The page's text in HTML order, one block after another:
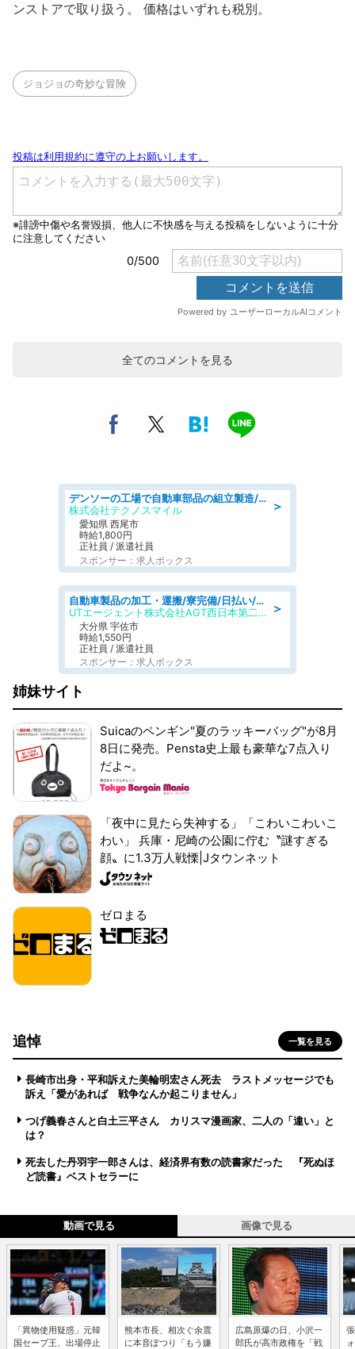
ンストアで取り扱う。 価格はいずれも税別。
ジョジョの奇妙な冒険
全てのコメントを見る
＞
デンソーの工場で自動車部品の組立製造/denso aichi
株式会社テクノスマイル
愛知県 西尾市
時給1,800円
正社員 / 派遣社員
スポンサー：求人ボックス
＞
自動車製品の加工・運搬/寮完備/日払い/工場・製造
UTエージェント株式会社AGT西日本第二CU
大分県 宇佐市
時給1,550円
正社員 / 派遣社員
スポンサー：求人ボックス
姉妹サイト
Suicaのペンギン"夏のラッキーバッグ"が8月
8日に発売。Pensta史上最も豪華な7点入り
だよ~。
「夜中に見たら失神する」「こわいこわいこ
わい」 兵庫・尼崎の公園に佇む〝謎すぎる
顔〟に1.3万人戦慄|Jタウンネット
ゼロまる
追悼 一覧を見る
長崎市出身・平和訴えた美輪明宏さん死去 ラストメッセージでも
訴え「愛があれば 戦争なんか起こりません」
つげ義春さんと白土三平さん カリスマ漫画家、二人の「違い」と
は？
死去した丹羽宇一郎さんは、経済界有数の読書家だった 『死ぬほ
ど読書』ベストセラーに
動画で見る 画像で見る
「異物使用疑惑」元韓
国セーブ王、出場停止
熊本市長、相次ぐ余震
に本音ぽつり「もう嫌
広島原爆の日、小沢一
郎氏が高市政権を「戦